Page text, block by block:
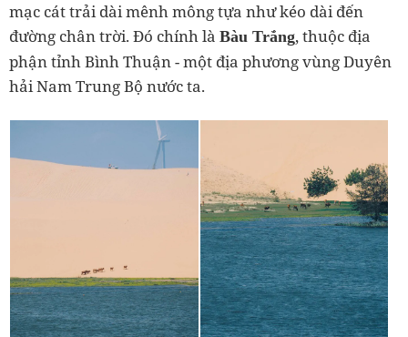
mạc cát trải dài mênh mông tựa như kéo dài đến
đường chân trời. Đó chính là Bàu Trắng, thuộc địa
phận tỉnh Bình Thuận - một địa phương vùng Duyên
hải Nam Trung Bộ nước ta.